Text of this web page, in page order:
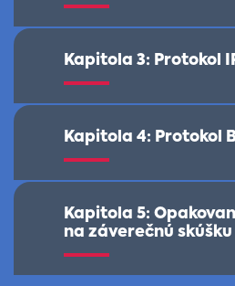
Kapitola 3: Protokol
Kapitola 4: Protokol
Kapitola 5:
na záverečnú skúšku